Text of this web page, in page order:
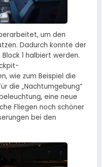
um den
Dadurch konnte der
1 halbiert werden.
wie zum Beispiel die
die „Nachtumgebung“
eine neue
Fliegen noch schöner
bei den